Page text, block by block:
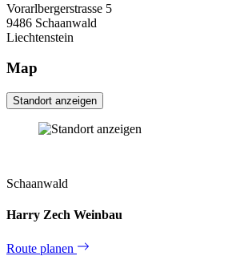
Vorarlbergerstrasse 5
9486 Schaanwald
Liechtenstein
Map
Standort anzeigen
Schaanwald
Harry Zech Weinbau
Route planen